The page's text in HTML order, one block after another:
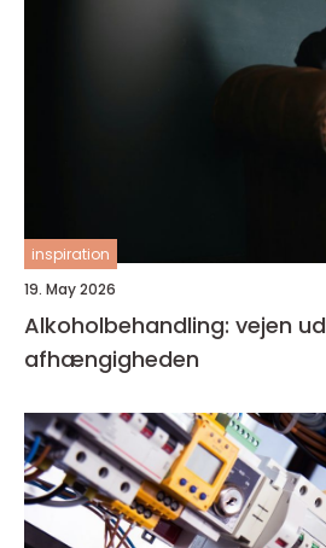
inspiration
19. May 2026
Alkoholbehandling: vejen
afhængigheden